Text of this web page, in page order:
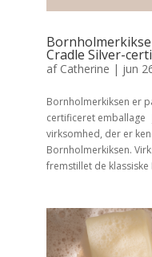
Cradle Silver-
af Catherine | jun
Bornholmerkiksen er
certificeret emballage
virksomhed, der er
Bornholmerkiksen.
fremstillet de